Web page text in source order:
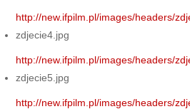
http://new.ifpilm.pl/images/headers/
zdjecie4.jpg
http://new.ifpilm.pl/images/headers/
zdjecie5.jpg
http://new.ifpilm.pl/images/headers/